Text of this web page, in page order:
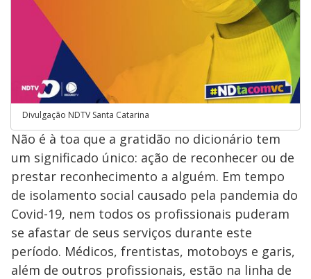
Divulgação NDTV Santa Catarina
Não é à toa que a gratidão no dicionário tem
um significado único: ação de reconhecer ou de
prestar reconhecimento a alguém. Em tempo
de isolamento social causado pela pandemia do
Covid-19, nem todos os profissionais puderam
se afastar de seus serviços durante este
período. Médicos, frentistas, motoboys e garis,
além de outros profissionais, estão na linha de